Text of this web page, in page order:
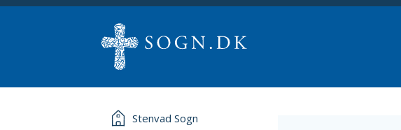
Stenvad Sogn